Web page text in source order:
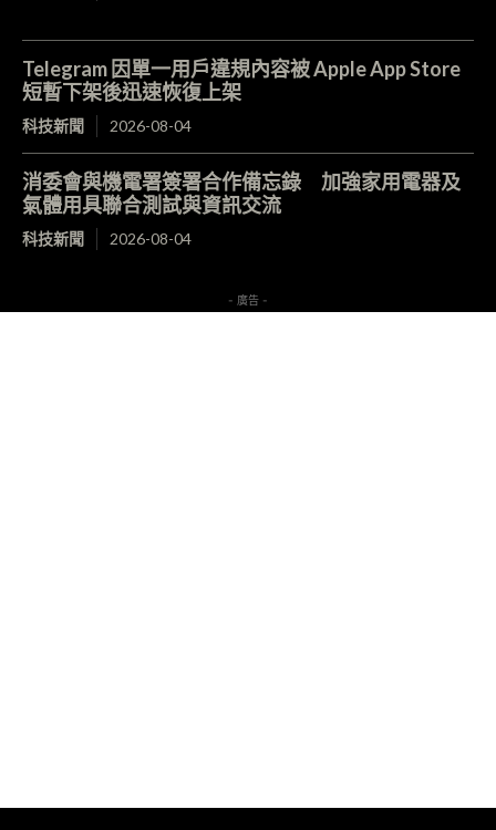
Telegram 因單一用戶違規內容被 Apple App Store
短暫下架後迅速恢復上架
科技新聞 2026-08-04
消委會與機電署簽署合作備忘錄 加強家用電器及
氣體用具聯合測試與資訊交流
科技新聞 2026-08-04
- 廣告 -